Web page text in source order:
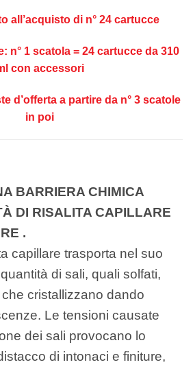
all’acquisto di n° 24 cartucce
n° 1 scatola = 24 cartucce da 310
con accessori
d’offerta a partire da n° 3 scatole
in poi
BARRIERA CHIMICA
DI RISALITA CAPILLARE
.
capillare trasporta nel suo
di sali, quali solfati,
cristallizzano dando
Le tensioni causate
dei sali provocano lo
di intonaci e finiture,